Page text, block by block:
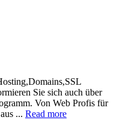
Sie sich auch über
Von Web Profis für
... Read more